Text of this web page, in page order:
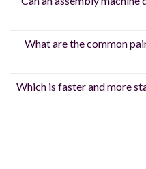
What are the common
Which is faster and more